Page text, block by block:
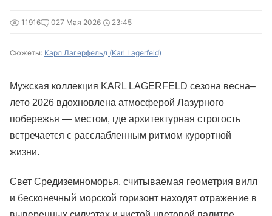
11916 027 Мая 2026 23:45
Сюжеты: Карл Лагерфельд (Karl Lagerfeld)
Мужская коллекция KARL LAGERFELD сезона весна–
лето 2026 вдохновлена атмосферой Лазурного
побережья — местом, где архитектурная строгость
встречается с расслабленным ритмом курортной
жизни.
Свет Средиземноморья, считываемая геометрия вилл
и бесконечный морской горизонт находят отражение в